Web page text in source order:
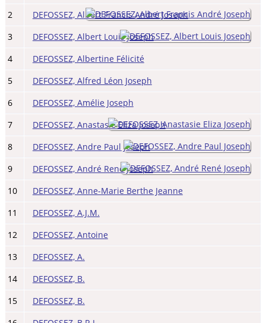
2
DEFOSSEZ, Albert Francis André Joseph
3
DEFOSSEZ, Albert Louis Joseph
4
DEFOSSEZ, Albertine Félicité
5
DEFOSSEZ, Alfred Léon Joseph
6
DEFOSSEZ, Amélie Joseph
7
DEFOSSEZ, Anastasie Eliza Joseph
8
DEFOSSEZ, Andre Paul Joseph
9
DEFOSSEZ, André René Joseph
10
DEFOSSEZ, Anne-Marie Berthe Jeanne
11
DEFOSSEZ, A.J.M.
12
DEFOSSEZ, Antoine
13
DEFOSSEZ, A.
14
DEFOSSEZ, B.
15
DEFOSSEZ, B.